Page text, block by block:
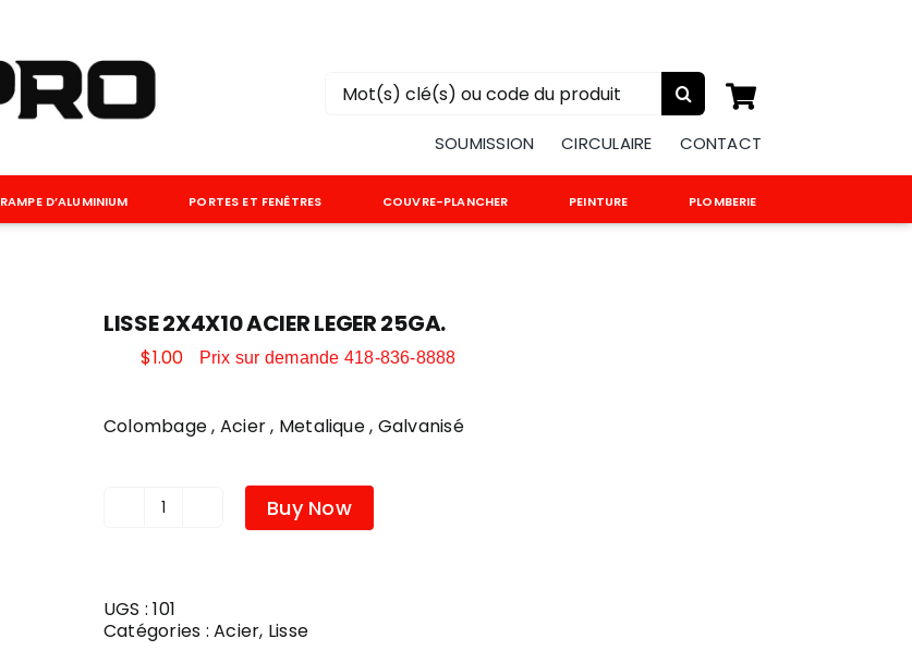
Rechercher:
SOUMISSION CIRCULAIRE CONTACT
RAMPE D’ALUMINIUM PORTES ET FENÊTRES COUVRE-PLANCHER PEINTURE PLOMBERIE
LISSE 2X4X10 ACIER LEGER 25GA.
$1.00 Prix sur demande 418-836-8888
Colombage , Acier , Metalique , Galvanisé
quantité
ACIER
LEGER
Buy Now
UGS :101
Catégories :Acier, Lisse